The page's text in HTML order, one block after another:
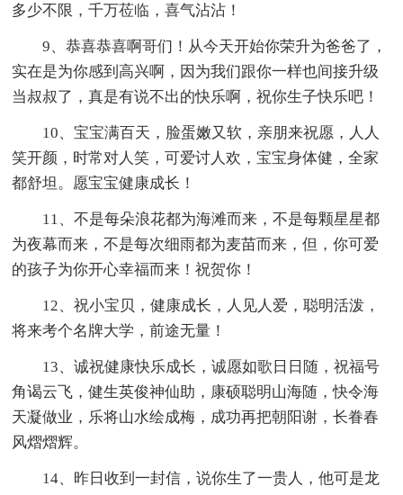
多少不限，千万莅临，喜气沾沾！
9、恭喜恭喜啊哥们！从今天开始你荣升为爸爸了，
实在是为你感到高兴啊，因为我们跟你一样也间接升级
当叔叔了，真是有说不出的快乐啊，祝你生子快乐吧！
10、宝宝满百天，脸蛋嫩又软，亲朋来祝愿，人人
笑开颜，时常对人笑，可爱讨人欢，宝宝身体健，全家
都舒坦。愿宝宝健康成长！
11、不是每朵浪花都为海滩而来，不是每颗星星都
为夜幕而来，不是每次细雨都为麦苗而来，但，你可爱
的孩子为你开心幸福而来！祝贺你！
12、祝小宝贝，健康成长，人见人爱，聪明活泼，
将来考个名牌大学，前途无量！
13、诚祝健康快乐成长，诚愿如歌日日随，祝福号
角谒云飞，健生英俊神仙助，康硕聪明山海随，快令海
天凝做业，乐将山水绘成梅，成功再把朝阳谢，长眷春
风熠熠辉。
14、昨日收到一封信，说你生了一贵人，他可是龙